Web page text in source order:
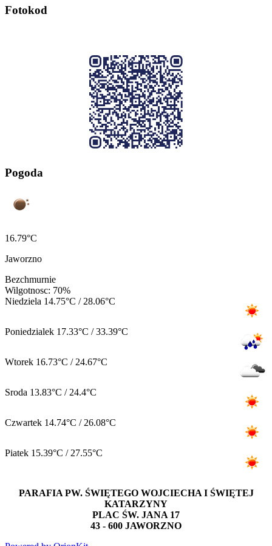
Fotokod
Pogoda
16.79°C
Jaworzno
Bezchmurnie
Wilgotnosc: 70%
Niedziela 14.75°C / 28.06°C
Poniedzialek 17.33°C / 33.39°C
Wtorek 16.73°C / 24.67°C
Sroda 13.83°C / 24.4°C
Czwartek 14.74°C / 26.08°C
Piatek 15.39°C / 27.55°C
PARAFIA PW. ŚWIĘTEGO WOJCIECHA I ŚWIĘTEJ
KATARZYNY
PLAC ŚW. JANA 17
43 - 600 JAWORZNO